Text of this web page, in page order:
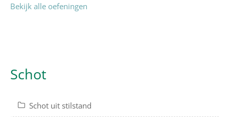
Bekijk alle oefeningen
Schot
Schot uit stilstand